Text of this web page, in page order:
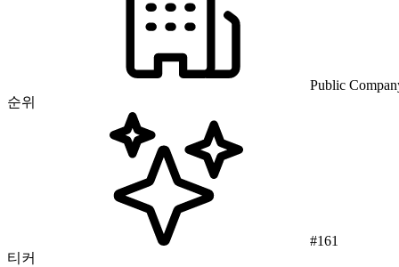
Public
순위
#161
티커